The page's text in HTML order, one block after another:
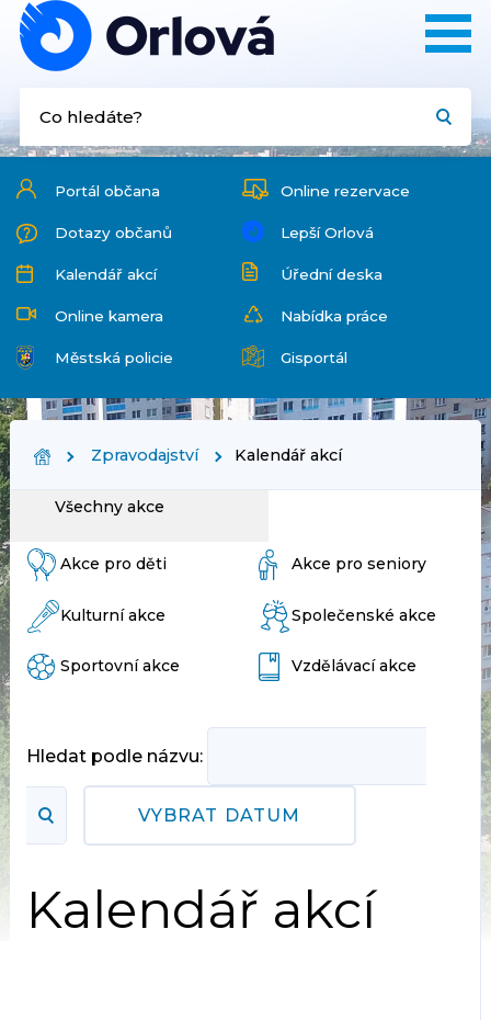
Portál občana Online rezervace
Dotazy občanů Lepší Orlová
Kalendář akcí Úřední deska
Online kamera Nabídka práce
Městská policie Gisportál
Zpravodajství Kalendář akcí
Hledat podle názvu:
VYBRAT DATUM
Kalendář akcí
Všechny akce
Akce pro děti Akce pro seniory
Kulturní akce Společenské akce
Sportovní akce Vzdělávací akce